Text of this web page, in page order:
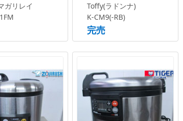
ガリレイ
Toffy(ラドンナ)
K-CM9(-RB)
完売